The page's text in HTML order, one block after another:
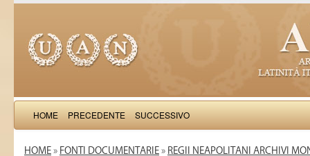
HOME PRECEDENTE SUCCESSIVO
HOME » FONTI DOCUMENTARIE » REGII NEAPOLITANI ARCHIVI